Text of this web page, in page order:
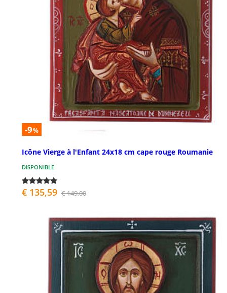
-9%
Icône Vierge à l'Enfant 24x18 cm cape rouge Roumanie
DISPONIBLE
€ 135,59 € 149,00